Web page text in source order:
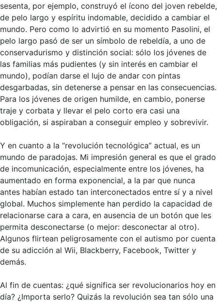
sesenta, por ejemplo, construyó el ícono del joven rebelde,
de pelo largo y espíritu indomable, decidido a cambiar el
mundo. Pero como lo advirtió en su momento Pasolini, el
pelo largo pasó de ser un símbolo de rebeldía, a uno de
conservadurismo y distinción social: sólo los jóvenes de
las familias más pudientes (y sin interés en cambiar el
mundo), podían darse el lujo de andar con pintas
desgarbadas, sin detenerse a pensar en las consecuencias.
Para los jóvenes de origen humilde, en cambio, ponerse
traje y corbata y llevar el pelo corto era casi una
obligación, si aspiraban a conseguir empleo y sobrevivir.
Y en cuanto a la “revolución tecnológica” actual, es un
mundo de paradojas. Mi impresión general es que el grado
de incomunicación, especialmente entre los jóvenes, ha
aumentado en forma exponencial, a la par que nunca
antes habían estado tan interconectados entre sí y a nivel
global. Muchos simplemente han perdido la capacidad de
relacionarse cara a cara, en ausencia de un botón que les
permita desconectarse (o mejor: desconectar al otro).
Algunos flirtean peligrosamente con el autismo por cuenta
de su adicción al Wii, Blackberry, Facebook, Twitter y
demás.
Al fin de cuentas: ¿qué significa ser revolucionarios hoy en
día? ¿Importa serlo? Quizás la revolución sea tan sólo una